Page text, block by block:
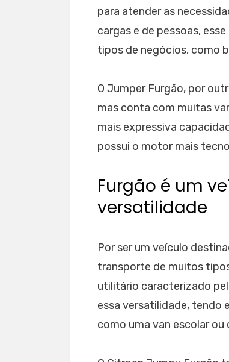
para atender as
cargas e de pessoas,
tipos de negócios, como
O Jumper Furgão, por
mas conta com muitas
mais expressiva
possui o motor mais
Furgão é um
versatilidade
Por ser um veículo
transporte de muitos
utilitário caracterizado
essa versatilidade, tendo
como uma van escolar